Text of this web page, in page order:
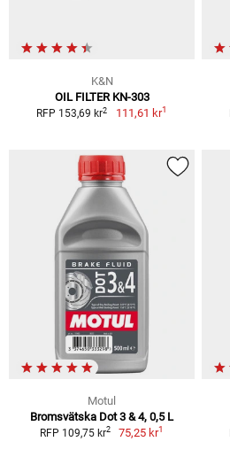
K&N
OIL FILTER KN-303
RFP 153,69 kr2 111,61 kr1
Motul
Bromsvätska Dot 3 & 4, 0,5 L
RFP 109,75 kr2 75,25 kr1